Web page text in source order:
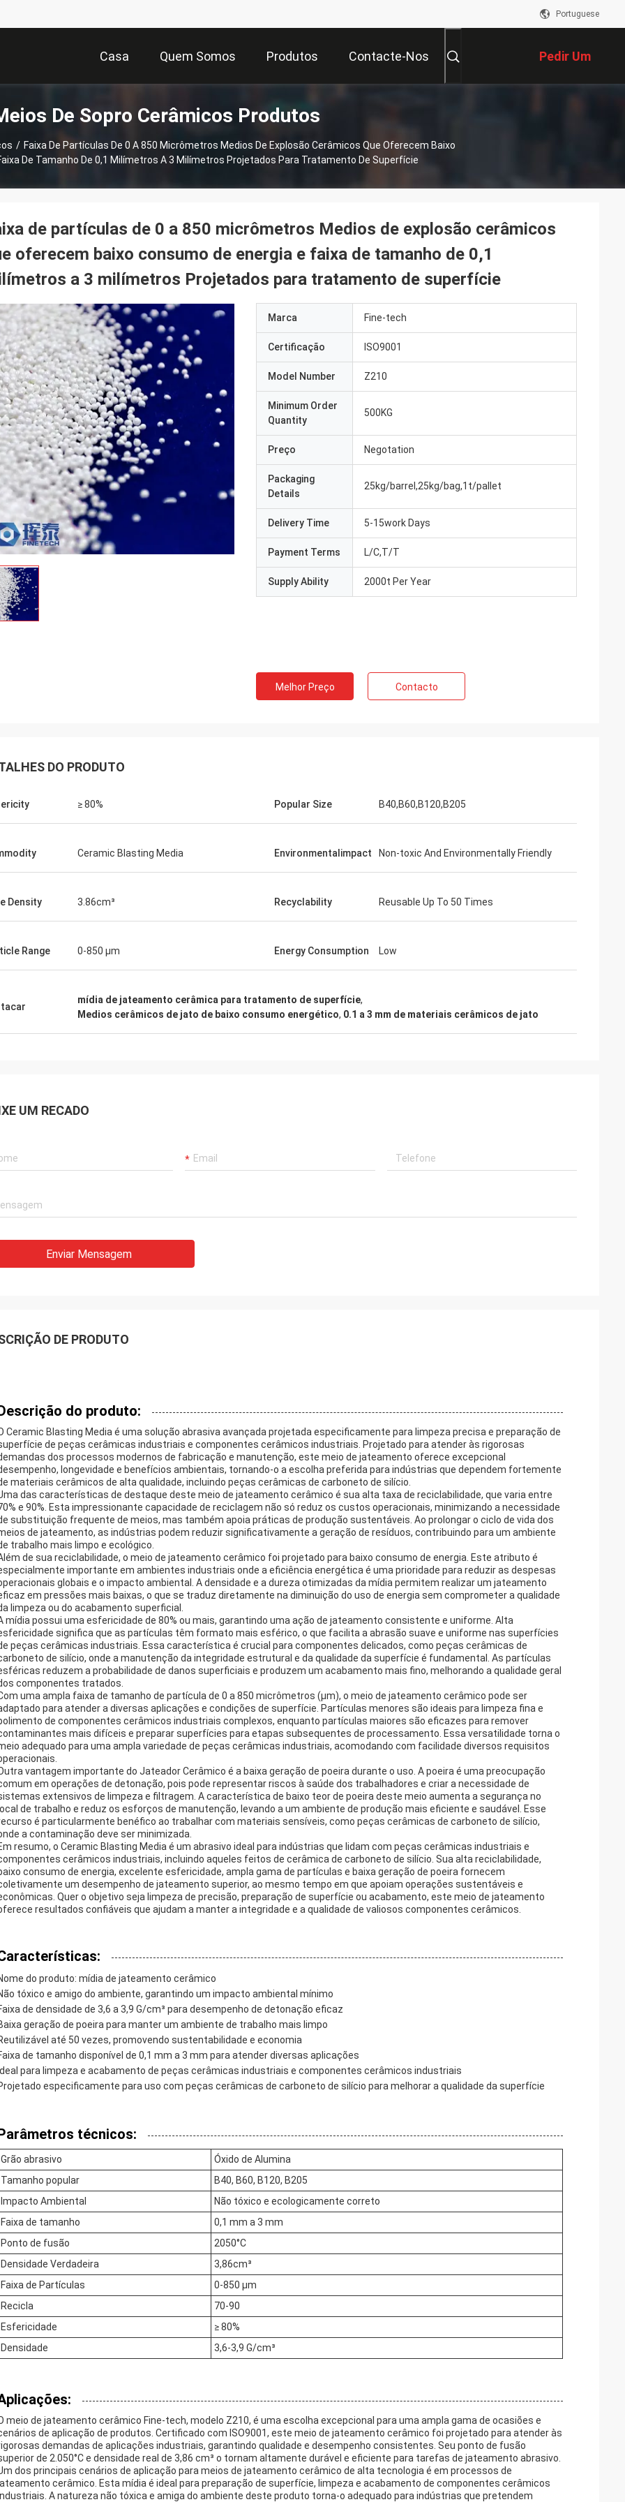
Portuguese
Casa Quem Somos Produtos Contacte-Nos Pedir Um
Orçamento
De Sopro Cerâmicos Produtos
/ Faixa De Partículas De 0 A 850 Micrômetros Medios De Explosão Cerâmicos Que Oferecem Baixo
De Tamanho De 0,1 Milímetros A 3 Milímetros Projetados Para Tratamento De Superfície
de partículas de 0 a 850 micrômetros Medios de explosão cerâmicos
oferecem baixo consumo de energia e faixa de tamanho de 0,1
a 3 milímetros Projetados para tratamento de superfície
Marca Fine-tech
Certificação ISO9001
Model Number Z210
Minimum Order
Quantity
500KG
Preço Negotation
Packaging
Details
25kg/barrel,25kg/bag,1t/pallet
Delivery Time 5-15work Days
Payment Terms L/C,T/T
Supply Ability 2000t Per Year
Melhor Preço Contacto
DO PRODUTO
≥ 80% Popular Size B40,B60,B120,B205
Ceramic Blasting Media Environmentalimpact Non-toxic And Environmentally Friendly
Density 3.86cm³ Recyclability Reusable Up To 50 Times
Range 0-850 μm Energy Consumption Low
mídia de jateamento cerâmica para tratamento de superfície,
Medios cerâmicos de jato de baixo consumo energético, 0.1 a 3 mm de materiais cerâmicos de jato
UM RECADO
Enviar Mensagem
DE PRODUTO
do produto:
Ceramic Blasting Media é uma solução abrasiva avançada projetada especificamente para limpeza precisa e preparação de
de peças cerâmicas industriais e componentes cerâmicos industriais. Projetado para atender às rigorosas
dos processos modernos de fabricação e manutenção, este meio de jateamento oferece excepcional
longevidade e benefícios ambientais, tornando-o a escolha preferida para indústrias que dependem fortemente
materiais cerâmicos de alta qualidade, incluindo peças cerâmicas de carboneto de silício.
das características de destaque deste meio de jateamento cerâmico é sua alta taxa de reciclabilidade, que varia entre
e 90%. Esta impressionante capacidade de reciclagem não só reduz os custos operacionais, minimizando a necessidade
substituição frequente de meios, mas também apoia práticas de produção sustentáveis. Ao prolongar o ciclo de vida dos
de jateamento, as indústrias podem reduzir significativamente a geração de resíduos, contribuindo para um ambiente
trabalho mais limpo e ecológico.
de sua reciclabilidade, o meio de jateamento cerâmico foi projetado para baixo consumo de energia. Este atributo é
importante em ambientes industriais onde a eficiência energética é uma prioridade para reduzir as despesas
globais e o impacto ambiental. A densidade e a dureza otimizadas da mídia permitem realizar um jateamento
em pressões mais baixas, o que se traduz diretamente na diminuição do uso de energia sem comprometer a qualidade
limpeza ou do acabamento superficial.
mídia possui uma esfericidade de 80% ou mais, garantindo uma ação de jateamento consistente e uniforme. Alta
significa que as partículas têm formato mais esférico, o que facilita a abrasão suave e uniforme nas superfícies
peças cerâmicas industriais. Essa característica é crucial para componentes delicados, como peças cerâmicas de
de silício, onde a manutenção da integridade estrutural e da qualidade da superfície é fundamental. As partículas
reduzem a probabilidade de danos superficiais e produzem um acabamento mais fino, melhorando a qualidade geral
componentes tratados.
uma ampla faixa de tamanho de partícula de 0 a 850 micrômetros (μm), o meio de jateamento cerâmico pode ser
para atender a diversas aplicações e condições de superfície. Partículas menores são ideais para limpeza fina e
de componentes cerâmicos industriais complexos, enquanto partículas maiores são eficazes para remover
mais difíceis e preparar superfícies para etapas subsequentes de processamento. Essa versatilidade torna o
adequado para uma ampla variedade de peças cerâmicas industriais, acomodando com facilidade diversos requisitos
vantagem importante do Jateador Cerâmico é a baixa geração de poeira durante o uso. A poeira é uma preocupação
em operações de detonação, pois pode representar riscos à saúde dos trabalhadores e criar a necessidade de
extensivos de limpeza e filtragem. A característica de baixo teor de poeira deste meio aumenta a segurança no
de trabalho e reduz os esforços de manutenção, levando a um ambiente de produção mais eficiente e saudável. Esse
é particularmente benéfico ao trabalhar com materiais sensíveis, como peças cerâmicas de carboneto de silício,
a contaminação deve ser minimizada.
resumo, o Ceramic Blasting Media é um abrasivo ideal para indústrias que lidam com peças cerâmicas industriais e
cerâmicos industriais, incluindo aqueles feitos de cerâmica de carboneto de silício. Sua alta reciclabilidade,
consumo de energia, excelente esfericidade, ampla gama de partículas e baixa geração de poeira fornecem
um desempenho de jateamento superior, ao mesmo tempo em que apoiam operações sustentáveis ​​e
Quer o objetivo seja limpeza de precisão, preparação de superfície ou acabamento, este meio de jateamento
resultados confiáveis ​​que ajudam a manter a integridade e a qualidade de valiosos componentes cerâmicos.
do produto: mídia de jateamento cerâmico
tóxico e amigo do ambiente, garantindo um impacto ambiental mínimo
de densidade de 3,6 a 3,9 G/cm³ para desempenho de detonação eficaz
geração de poeira para manter um ambiente de trabalho mais limpo
até 50 vezes, promovendo sustentabilidade e economia
de tamanho disponível de 0,1 mm a 3 mm para atender diversas aplicações
para limpeza e acabamento de peças cerâmicas industriais e componentes cerâmicos industriais
especificamente para uso com peças cerâmicas de carboneto de silício para melhorar a qualidade da superfície
técnicos:
Grão abrasivo
Óxido de Alumina
Tamanho popular
B40, B60, B120, B205
Impacto Ambiental
Não tóxico e ecologicamente correto
Faixa de tamanho
0,1 mm a 3 mm
Ponto de fusão
2050°C
Densidade Verdadeira
3,86cm³
Faixa de Partículas
0-850 μm
Recicla
70-90
Esfericidade
≥ 80%
Densidade
3,6-3,9 G/cm³
meio de jateamento cerâmico Fine-tech, modelo Z210, é uma escolha excepcional para uma ampla gama de ocasiões e
de aplicação de produtos. Certificado com ISO9001, este meio de jateamento cerâmico foi projetado para atender às
demandas de aplicações industriais, garantindo qualidade e desempenho consistentes. Seu ponto de fusão
de 2.050°C e densidade real de 3,86 cm³ o tornam altamente durável e eficiente para tarefas de jateamento abrasivo.
dos principais cenários de aplicação para meios de jateamento cerâmico de alta tecnologia é em processos de
cerâmico. Esta mídia é ideal para preparação de superfície, limpeza e acabamento de componentes cerâmicos
A natureza não tóxica e amiga do ambiente deste produto torna-o adequado para indústrias que pretendem